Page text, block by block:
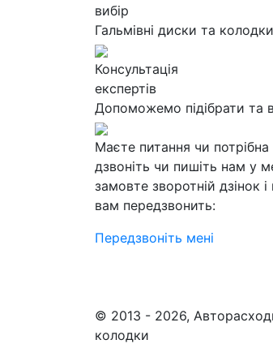
вибір
Гальмівні диски та
Консультація
експертів
Допоможемо підібрати та
Маєте питання чи потрібна
дзвоніть чи пишіть нам у
замовте зворотній дзінок
вам передзвонить:
Передзвоніть мені
© 2013 - 2026,
колодки